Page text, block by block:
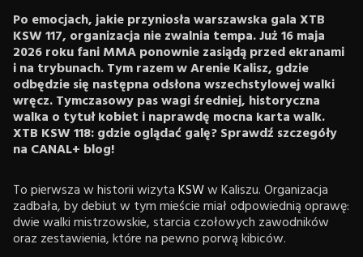
Po emocjach, jakie przyniosła warszawska gala XTB
KSW 117, organizacja nie zwalnia tempa. Już 16 maja
2026 roku fani MMA ponownie zasiądą przed ekranami
i na trybunach. Tym razem w Arenie Kalisz, gdzie
odbędzie się następna odsłona wszechstylowej walki
wręcz. Tymczasowy pas wagi średniej, historyczna
walka o tytuł kobiet i naprawdę mocna karta walk.
XTB KSW 118: gdzie oglądać galę? Sprawdź szczegóły
na CANAL+ blog!
To pierwsza w historii wizytaKSWw Kaliszu. Organizacja
zadbała, by debiut w tym mieście miał odpowiednią oprawę:
dwie walki mistrzowskie, starcia czołowych zawodników
oraz zestawienia, które na pewno porwą kibiców.